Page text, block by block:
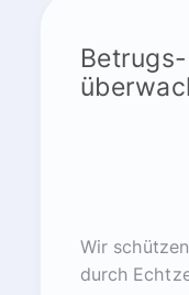
Betrugs-
Wir
durch